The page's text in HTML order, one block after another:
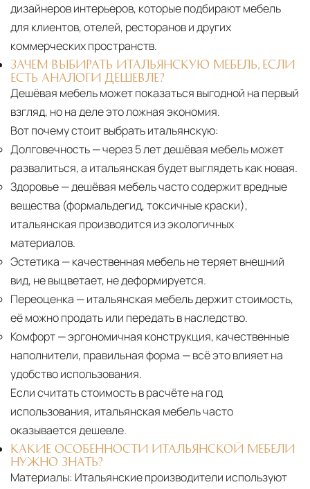
дизайнеров интерьеров, которые подбирают мебель
для клиентов, отелей, ресторанов и других
коммерческих пространств.
ЗАЧЕМ ВЫБИРАТЬ ИТАЛЬЯНСКУЮ МЕБЕЛЬ, ЕСЛИ
ЕСТЬ АНАЛОГИ ДЕШЕВЛЕ?
Дешёвая мебель может показаться выгодной на первый
взгляд, но на деле это ложная экономия.
Вот почему стоит выбрать итальянскую:
Долговечность— через 5 лет дешёвая мебель может
развалиться, а итальянская будет выглядеть как новая.
Здоровье— дешёвая мебель часто содержит вредные
вещества (формальдегид, токсичные краски),
итальянская производится из экологичных
материалов.
Эстетика — качественная мебель не теряет внешний
вид, не выцветает, не деформируется.
Переоценка — итальянская мебель держит стоимость,
её можно продать или передать в наследство.
Комфорт— эргономичная конструкция, качественные
наполнители, правильная форма — всё это влияет на
удобство использования.
Если считать стоимость в расчёте на год
использования, итальянская мебель часто
оказывается дешевле.
КАКИЕ ОСОБЕННОСТИ ИТАЛЬЯНСКОЙ МЕБЕЛИ
НУЖНО ЗНАТЬ?
Материалы: Итальянские производители используют